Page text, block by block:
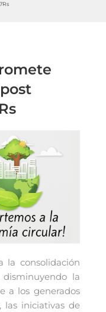
la consolidación
la
a los generados
las iniciativas de